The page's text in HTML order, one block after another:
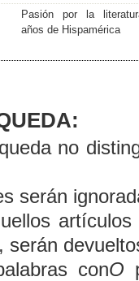
Pasión por la
años de Hispamérica
no
serán
artículos
serán
conO